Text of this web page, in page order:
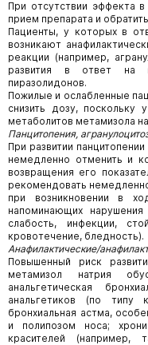
При отсутствии эффекта
прием препарата и
Пациенты, у которых в
возникают
реакции (например,
развития в ответ на
пиразолидонов.
Пожилые и ослабленные
снизить дозу,
метаболитов метамизола
Панцитопения,
При развитии
немедленно отменить и
возвращения его
рекомендовать
при возникновении в
напоминающих
слабость, инфекции,
кровотечение, бледность).
Анафилактические/
Повышенный риск
метамизол натрия
анальгетическая
анальгетиков (по типу
бронхиальная астма,
и полипозом носа;
красителей (например,